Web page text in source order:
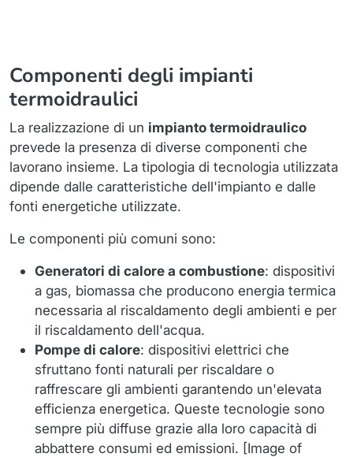
Componenti degli impianti
termoidraulici
La realizzazione di un impianto termoidraulico
prevede la presenza di diverse componenti che
lavorano insieme. La tipologia di tecnologia utilizzata
dipende dalle caratteristiche dell'impianto e dalle
fonti energetiche utilizzate.
Le componenti più comuni sono:
Generatori di calore a combustione: dispositivi
a gas, biomassa che producono energia termica
necessaria al riscaldamento degli ambienti e per
il riscaldamento dell'acqua.
Pompe di calore: dispositivi elettrici che
sfruttano fonti naturali per riscaldare o
raffrescare gli ambienti garantendo un'elevata
efficienza energetica. Queste tecnologie sono
sempre più diffuse grazie alla loro capacità di
abbattere consumi ed emissioni. [Image of